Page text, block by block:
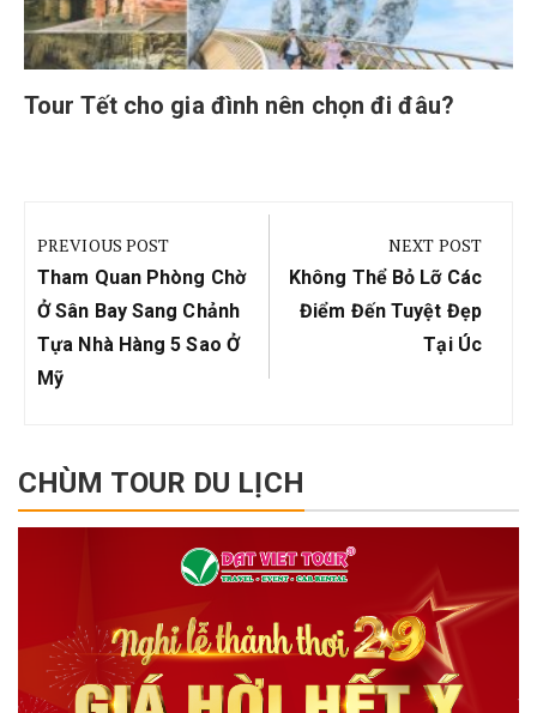
Tour Tết cho gia đình nên chọn đi đâu?
hướng
bài
viết
PREVIOUS POST
Previous
Post:
Tham Quan Phòng Chờ
Ở Sân Bay Sang Chảnh
Tựa Nhà Hàng 5 Sao Ở
Mỹ
NEXT POST
Next
Post:
Không Thể Bỏ Lỡ Các
Điểm Đến Tuyệt Đẹp
Tại Úc
CHÙM TOUR DU LỊCH